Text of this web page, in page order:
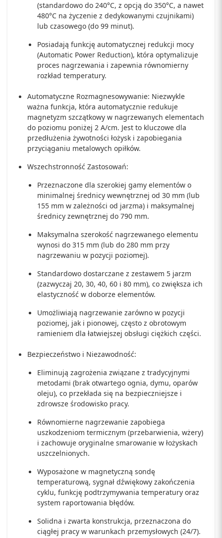
(standardowo do 240°C, z opcją do 350°C, a nawet
480°C na życzenie z dedykowanymi czujnikami)
lub czasowego (do 99 minut).
Posiadają funkcję automatycznej redukcji mocy
(Automatic Power Reduction), która optymalizuje
proces nagrzewania i zapewnia równomierny
rozkład temperatury.
Automatyczne Rozmagnesowywanie: Niezwykle
ważna funkcja, która automatycznie redukuje
magnetyzm szczątkowy w nagrzewanych elementach
do poziomu poniżej 2 A/cm. Jest to kluczowe dla
przedłużenia żywotności łożysk i zapobiegania
przyciąganiu metalowych opiłków.
Wszechstronność Zastosowań:
Przeznaczone dla szerokiej gamy elementów o
minimalnej średnicy wewnętrznej od 30 mm (lub
155 mm w zależności od jarzma) i maksymalnej
średnicy zewnętrznej do 790 mm.
Maksymalna szerokość nagrzewanego elementu
wynosi do 315 mm (lub do 280 mm przy
nagrzewaniu w pozycji poziomej).
Standardowo dostarczane z zestawem 5 jarzm
(zazwyczaj 20, 30, 40, 60 i 80 mm), co zwiększa ich
elastyczność w doborze elementów.
Umożliwiają nagrzewanie zarówno w pozycji
poziomej, jak i pionowej, często z obrotowym
ramieniem dla łatwiejszej obsługi ciężkich części.
Bezpieczeństwo i Niezawodność:
Eliminują zagrożenia związane z tradycyjnymi
metodami (brak otwartego ognia, dymu, oparów
oleju), co przekłada się na bezpieczniejsze i
zdrowsze środowisko pracy.
Równomierne nagrzewanie zapobiega
uszkodzeniom termicznym (przebarwienia, wżery)
i zachowuje oryginalne smarowanie w łożyskach
uszczelnionych.
Wyposażone w magnetyczną sondę
temperaturową, sygnał dźwiękowy zakończenia
cyklu, funkcję podtrzymywania temperatury oraz
system raportowania błędów.
Solidna i zwarta konstrukcja, przeznaczona do
ciągłej pracy w warunkach przemysłowych (24/7).